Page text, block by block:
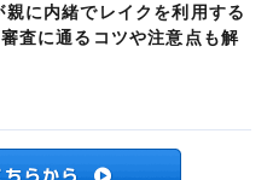
親に内緒でレイクを利用する
査に通るコツや注意点も解